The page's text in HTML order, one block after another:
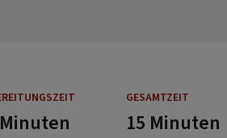
GESAMTZEIT
15 Minuten